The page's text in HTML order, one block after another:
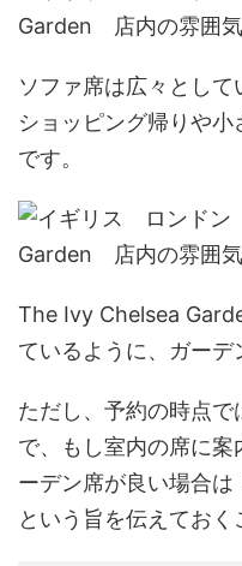
ソファ席は広々とし
ショッピング帰りや
です。
The Ivy Chelsea
ているように、 ガーデ
ただし、 予約の時点で
で、もし室内の席に
ーデン席が良い場合は
という旨を伝えておく